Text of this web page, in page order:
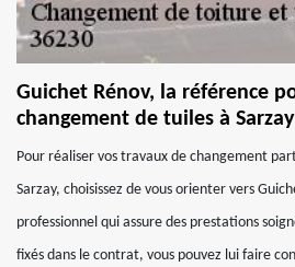
Guichet Rénov, la référence
changement de tuiles à Sarzay
Pour réaliser vos travaux de changement
Sarzay, choisissez de vous orienter vers
professionnel qui assure des prestations
fixés dans le contrat, vous pouvez lui faire